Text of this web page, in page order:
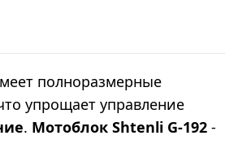
полноразмерные
упрощает управление
. Мотоблок Shtenli G-192 -